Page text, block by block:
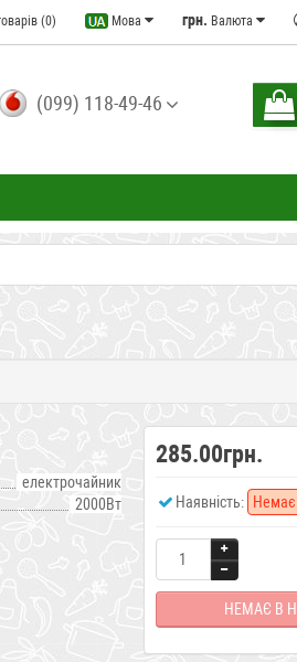
грн. Валюта
Мова
(0)
(099) 118-49-46
електрочайник
2000Вт
285.00грн.
Наявність: Немає
НЕМАЄ В